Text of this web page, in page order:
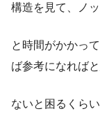
構造を見て、ノ
と時間がかかっ
ば参考になればと
ないと困るくら